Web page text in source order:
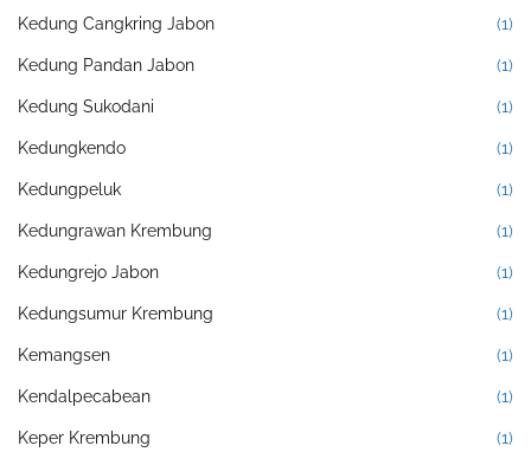
Kedung Cangkring Jabon (1)
Kedung Pandan Jabon (1)
Kedung Sukodani (1)
Kedungkendo (1)
Kedungpeluk (1)
Kedungrawan Krembung (1)
Kedungrejo Jabon (1)
Kedungsumur Krembung (1)
Kemangsen (1)
Kendalpecabean (1)
Keper Krembung (1)